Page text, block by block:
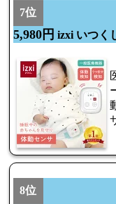
7位
5,980円 izxi いつく
8位